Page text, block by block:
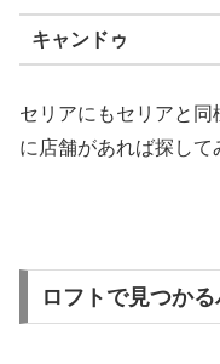
キャンドゥ
セリアにもセリアと同
に店舗があれば探して
ロフトで見つか